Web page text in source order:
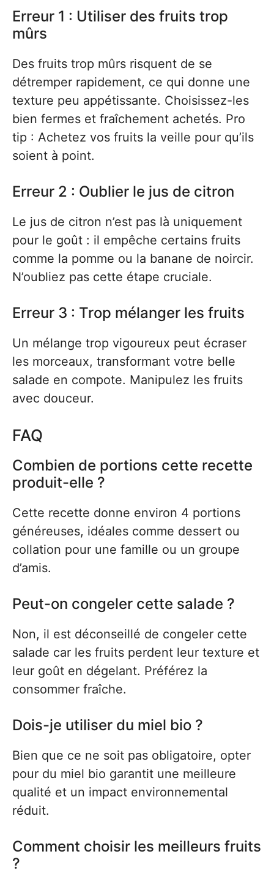
Erreur 1 : Utiliser des fruits trop
mûrs
Des fruits trop mûrs risquent de se
détremper rapidement, ce qui donne une
texture peu appétissante. Choisissez-les
bien fermes et fraîchement achetés. Pro
tip : Achetez vos fruits la veille pour qu’ils
soient à point.
Erreur 2 : Oublier le jus de citron
Le jus de citron n’est pas là uniquement
pour le goût : il empêche certains fruits
comme la pomme ou la banane de noircir.
N’oubliez pas cette étape cruciale.
Erreur 3 : Trop mélanger les fruits
Un mélange trop vigoureux peut écraser
les morceaux, transformant votre belle
salade en compote. Manipulez les fruits
avec douceur.
FAQ
Combien de portions cette recette
produit-elle ?
Cette recette donne environ 4 portions
généreuses, idéales comme dessert ou
collation pour une famille ou un groupe
d’amis.
Peut-on congeler cette salade ?
Non, il est déconseillé de congeler cette
salade car les fruits perdent leur texture et
leur goût en dégelant. Préférez la
consommer fraîche.
Dois-je utiliser du miel bio ?
Bien que ce ne soit pas obligatoire, opter
pour du miel bio garantit une meilleure
qualité et un impact environnemental
réduit.
Comment choisir les meilleurs fruits
?